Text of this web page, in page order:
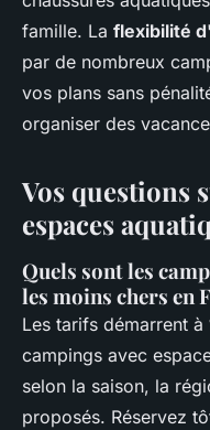
famille. La flexibilité
par de nombreux
vos plans sans
organiser des
Vos questions
espaces
Quels sont les
les moins chers en
Les tarifs démarrent à
campings avec
selon la saison, la
proposés. Réservez